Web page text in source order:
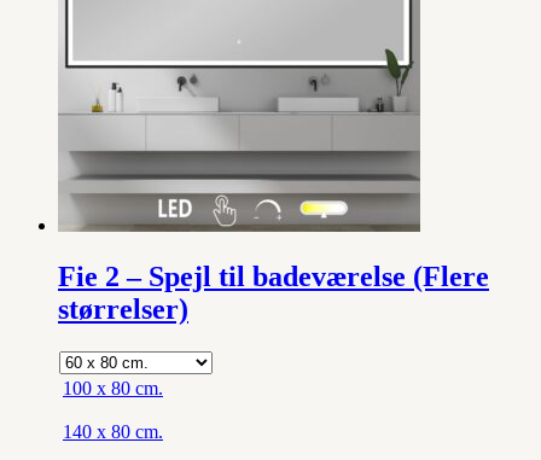
Fie 2 – Spejl til badeværelse (Flere
størrelser)
100 x 80 cm.
140 x 80 cm.